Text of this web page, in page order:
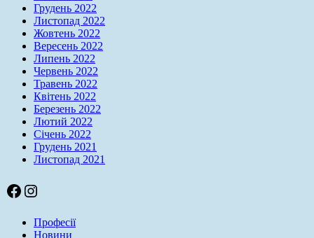
Грудень 2022
Листопад 2022
Жовтень 2022
Вересень 2022
Липень 2022
Червень 2022
Травень 2022
Квітень 2022
Березень 2022
Лютий 2022
Січень 2022
Грудень 2021
Листопад 2021
Facebook
Instagram
Професії
Новини